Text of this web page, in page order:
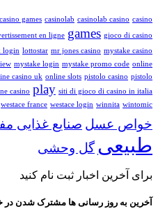
casino games casinolab casinolab casino casino
en ligne games gioco di casino
login lottostar mr jones casino mystake casino
mystake login mystake promo code online
casino uk online slots pistolo casino pistolo
casino play siti di gioco di casino in italia
westace france westace login winnita wintomic
خواص عسل صنایع غذایی
طبیعی گل وحشی
برای آخرین اخبار ثبت نام کنید
آخرین به روز رسانی ها مشترک شدن در